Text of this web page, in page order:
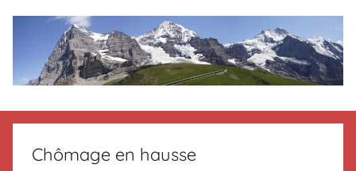
Le
blog
SuisseChômage en hausse